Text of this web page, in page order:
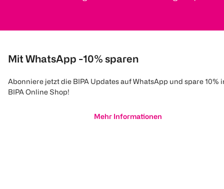
Mit WhatsApp -10% sparen
Abonniere jetzt die BIPA Updates auf WhatsApp und spare 10%
BIPA Online Shop!
Mehr Informationen